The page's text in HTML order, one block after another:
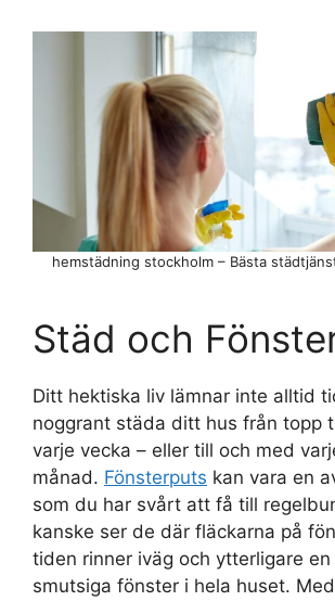
hemstädning stockholm – Bästa
Städ och
Ditt hektiska liv lämnar inte alltid
noggrant städa ditt hus från topp
varje vecka – eller till och med
månad. Fönsterputs kan vara en
som du har svårt att få till
kanske ser de där fläckarna på
tiden rinner iväg och ytterligare
smutsiga fönster i hela huset. Med